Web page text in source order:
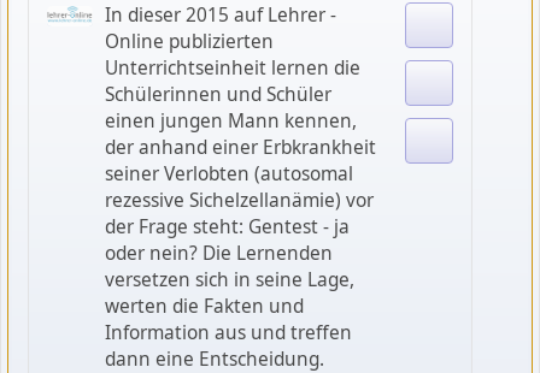
In dieser 2015 auf Lehrer -
Online publizierten
Unterrichtseinheit lernen die
Schülerinnen und Schüler
einen jungen Mann kennen,
der anhand einer Erbkrankheit
seiner Verlobten (autosomal
rezessive Sichelzellanämie) vor
der Frage steht: Gentest - ja
oder nein? Die Lernenden
versetzen sich in seine Lage,
werten die Fakten und
Information aus und treffen
dann eine Entscheidung.